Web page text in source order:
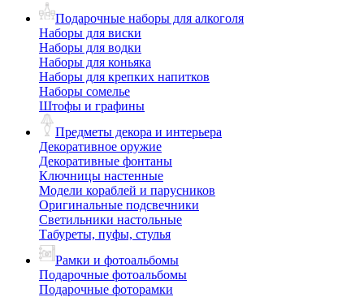
Подарочные наборы для алкоголя
Наборы для виски
Наборы для водки
Наборы для коньяка
Наборы для крепких напитков
Наборы сомелье
Штофы и графины
Предметы декора и интерьера
Декоративное оружие
Декоративные фонтаны
Ключницы настенные
Модели кораблей и парусников
Оригинальные подсвечники
Светильники настольные
Табуреты, пуфы, стулья
Рамки и фотоальбомы
Подарочные фотоальбомы
Подарочные фоторамки